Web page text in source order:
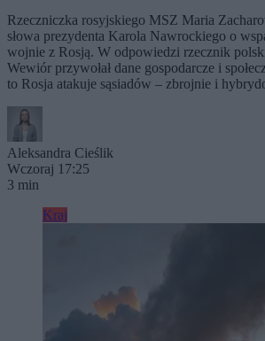
Rzeczniczka rosyjskiego MSZ Maria
słowa prezydenta Karola Nawrockiego o
wojnie z Rosją. W odpowiedzi rzecznik
Wewiór przywołał dane gospodarcze i
to Rosja atakuje sąsiadów – zbrojnie i
Aleksandra Cieślik
Wczoraj 17:25
3 min
Kraj